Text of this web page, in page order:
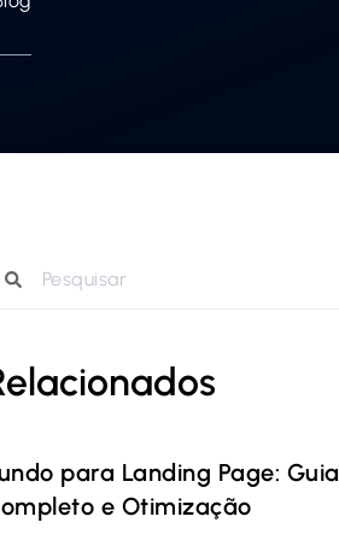
para Landing Page: Guia
e Otimização